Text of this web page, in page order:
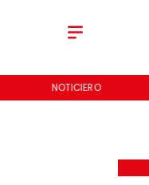
NOTICIERO